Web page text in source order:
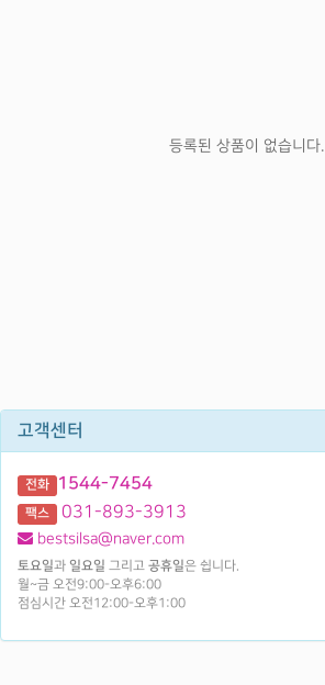
등록된 상품이 없습니다.
고객센터
전화 1544-7454
팩스 031-893-3913
bestsilsa@naver.com
토요일과 일요일 그리고 공휴일은 쉽니다.
월~금 오전9:00-오후6:00
점심시간 오전12:00-오후1:00